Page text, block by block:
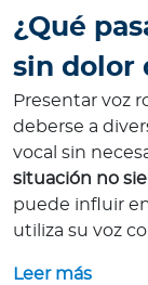
¿Qué
sin dolor
Presentar voz
deberse a
vocal sin
situación no
puede influir
utiliza su voz
Leer más